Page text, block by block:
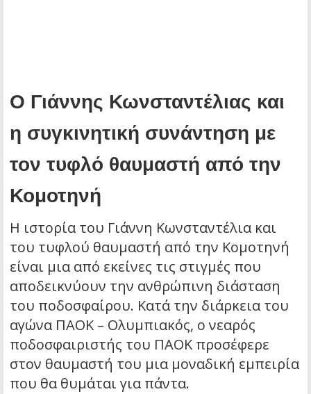
Ο Γιάννης Κωνσταντέλιας και
η συγκινητική συνάντηση με
τον τυφλό θαυμαστή από την
Κομοτηνή
Η ιστορία του Γιάννη Κωνσταντέλια και
του τυφλού θαυμαστή από την Κομοτηνή
είναι μια από εκείνες τις στιγμές που
αποδεικνύουν την ανθρώπινη διάσταση
του ποδοσφαίρου. Κατά την διάρκεια του
αγώνα ΠΑΟΚ – Ολυμπιακός, ο νεαρός
ποδοσφαιριστής του ΠΑΟΚ προσέφερε
στον θαυμαστή του μια μοναδική εμπειρία
που θα θυμάται για πάντα.